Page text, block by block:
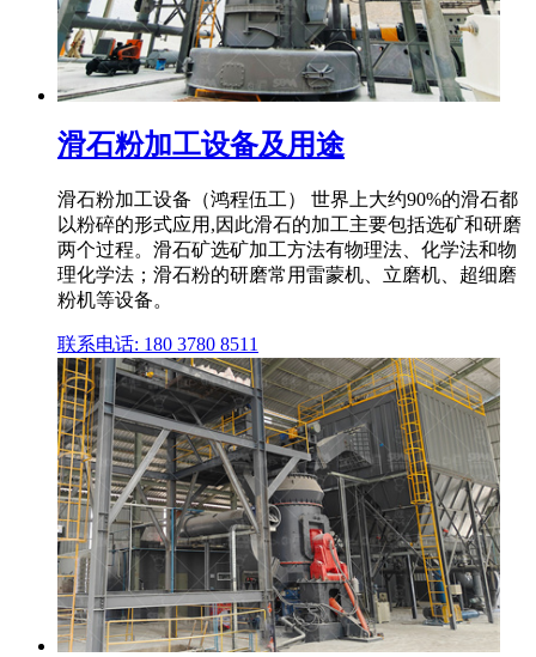
滑石粉加工设备及用途
滑石粉加工设备（鸿程伍工） 世界上大约90%的滑石都
以粉碎的形式应用,因此滑石的加工主要包括选矿和研磨
两个过程。滑石矿选矿加工方法有物理法、化学法和物
理化学法；滑石粉的研磨常用雷蒙机、立磨机、超细磨
粉机等设备。
联系电话: 180 3780 8511